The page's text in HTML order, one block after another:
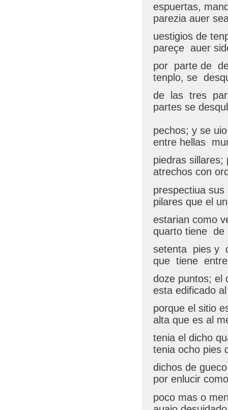
espuertas,
parezia auer
uestigios de
pareçe auer
por parte de
tenplo, se
de las tres
partes se
pechos; y se
entre hellas
piedras
atrechos con
prespectiua
pilares que el
estarian como
quarto tiene
setenta pies y
que tiene
doze puntos; el
esta edificado
porque el sitio
alta que es al
tenia el dicho
tenia ocho pies
dichos de
por enlucir
poco mas o